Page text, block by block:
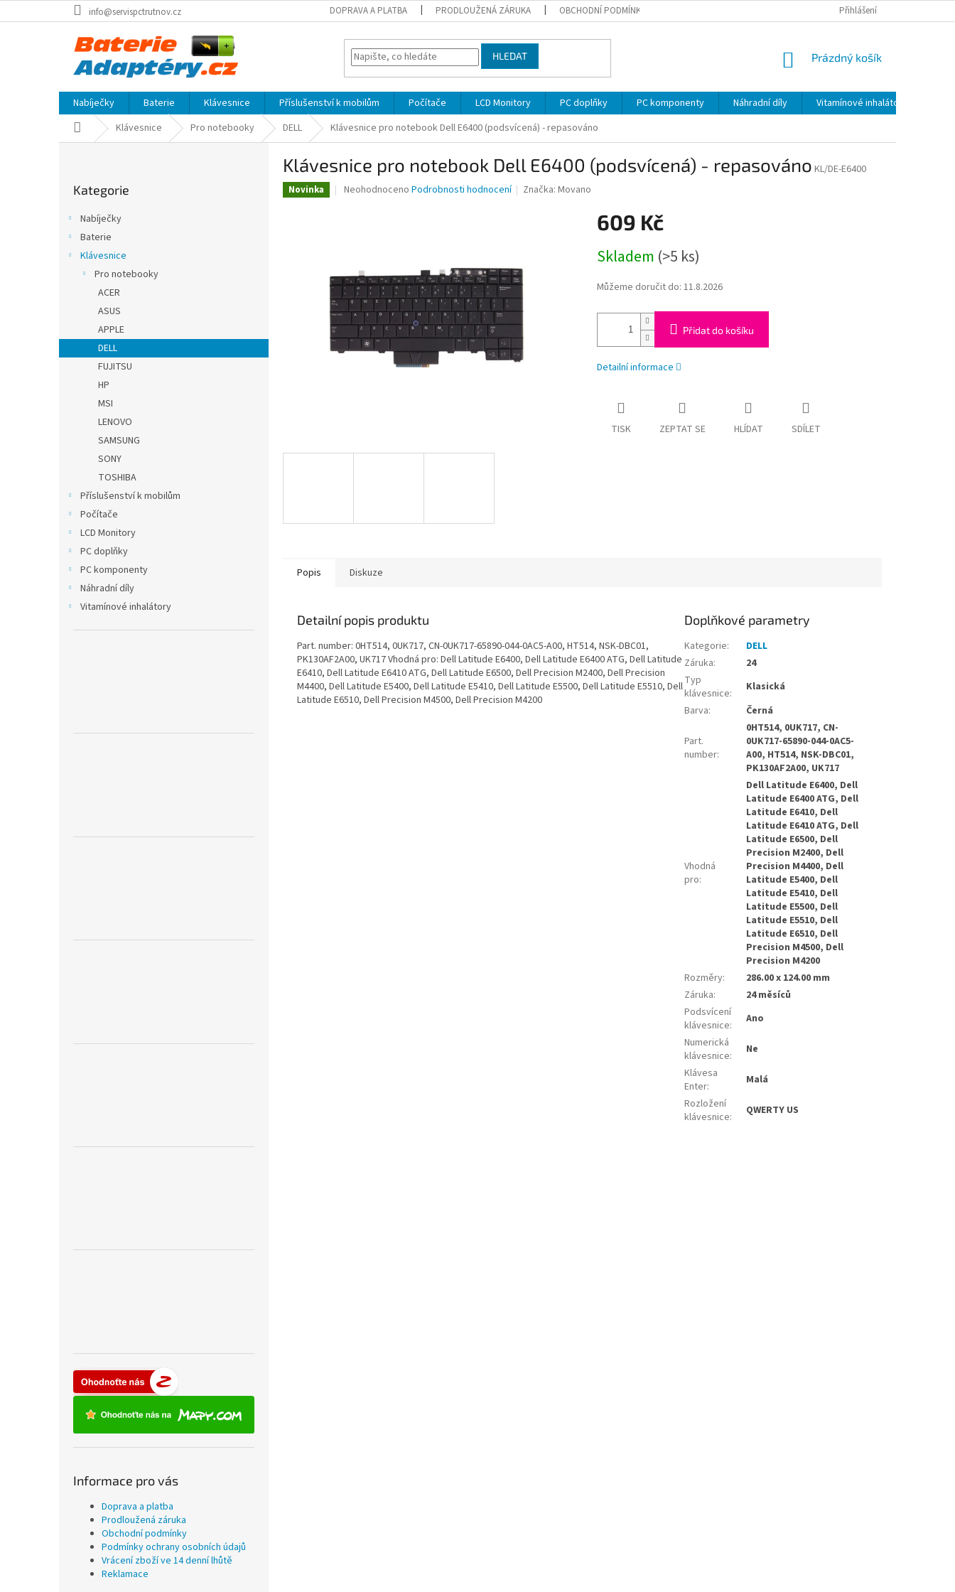
na
info@servispctrutnov.cz DOPRAVA A PLATBA PRODLOUŽENÁ ZÁRUKA OBCHODNÍ PODMÍNKY VRÁCENÍ ZBOŽÍ VE 14
Přihlášení
HLEDAT
NÁKUPNÍ
Prázdný košík
Nabíječky Baterie Klávesnice Příslušenství k mobilům Počítače LCD Monitory PC doplňky PC komponenty Náhradní díly
Vitamínové inhalátory
Domů Klávesnice Pro notebooky DELL Klávesnice pro notebook Dell E6400 (podsvícená) - repasováno
e
l
kategorie
Kategorie
Nabíječky
Baterie
Klávesnice
Pro notebooky
ACER
ASUS
APPLE
DELL
FUJITSU
HP
MSI
LENOVO
SAMSUNG
SONY
TOSHIBA
Příslušenství k mobilům
Počítače
LCD Monitory
PC doplňky
PC komponenty
Náhradní díly
Vitamínové inhalátory
Informace pro vás
Doprava a platba
Prodloužená záruka
Obchodní podmínky
Podmínky ochrany osobních údajů
Vrácení zboží ve 14 denní lhůtě
Reklamace
Klávesnice pro notebook Dell E6400 (podsvícená) - repasováno KL/DE-E6400
Novinka
Průměrné
hvězdiček.
Neohodnoceno Podrobnosti hodnocení Značka:Movano
609 Kč
cena:
Skladem (>5 ks)
Můžeme doručit do: 11.8.2026
Přidat do košíku
Detailní informace
TISK ZEPTAT SE HLÍDAT SDÍLET
Popis Diskuze
Detailní popis produktu
Part. number: 0HT514, 0UK717, CN-0UK717-65890-044-0AC5-A00, HT514, NSK-DBC01,
PK130AF2A00, UK717 Vhodná pro: Dell Latitude E6400, Dell Latitude E6400 ATG, Dell Latitude
E6410, Dell Latitude E6410 ATG, Dell Latitude E6500, Dell Precision M2400, Dell Precision
M4400, Dell Latitude E5400, Dell Latitude E5410, Dell Latitude E5500, Dell Latitude E5510, Dell
Latitude E6510, Dell Precision M4500, Dell Precision M4200
Doplňkové parametry
Kategorie:
DELL
Záruka:
24
Typ
klávesnice:
Klasická
Barva: Černá
Part.
number:
0HT514, 0UK717, CN-
0UK717-65890-044-0AC5-
A00, HT514, NSK-DBC01,
PK130AF2A00, UK717
Vhodná
pro:
Dell Latitude E6400, Dell
Latitude E6400 ATG, Dell
Latitude E6410, Dell
Latitude E6410 ATG, Dell
Latitude E6500, Dell
Precision M2400, Dell
Precision M4400, Dell
Latitude E5400, Dell
Latitude E5410, Dell
Latitude E5500, Dell
Latitude E5510, Dell
Latitude E6510, Dell
Precision M4500, Dell
Precision M4200
Rozměry:
286.00 x 124.00 mm
Záruka:
24 měsíců
Podsvícení
klávesnice:
Ano
Numerická
klávesnice:
Ne
Klávesa
Enter:
Malá
Rozložení
klávesnice: QWERTY US